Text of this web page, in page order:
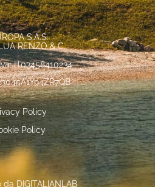
S.A.S.
RENZO & C.
IT03458410234
Policy
Policy
da DIGITALIANLAB